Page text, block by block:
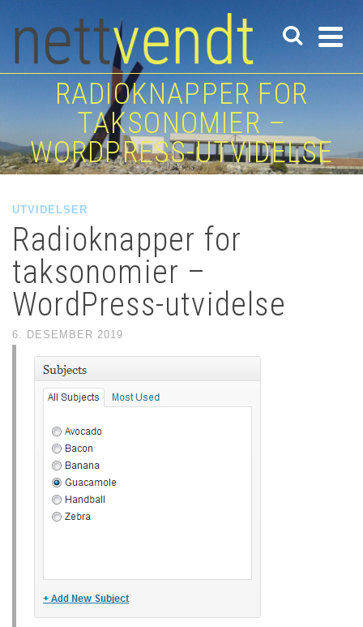
RADIOKNAPPER FOR
TAKSONOMIER –
WORDPRESS-UTVIDELSE
UTVIDELSER
Radioknapper for
taksonomier –
WordPress-utvidelse
6. DESEMBER 2019